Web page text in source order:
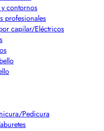
contornos
profesionales
capilar/Eléctricos
Pedicura